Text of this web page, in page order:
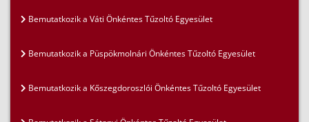
Bemutatkozik a Váti Önkéntes Tűzoltó Egyesület
Bemutatkozik a Püspökmolnári Önkéntes Tűzoltó Egyesület
Bemutatkozik a Kőszegdoroszlói Önkéntes Tűzoltó Egyesület